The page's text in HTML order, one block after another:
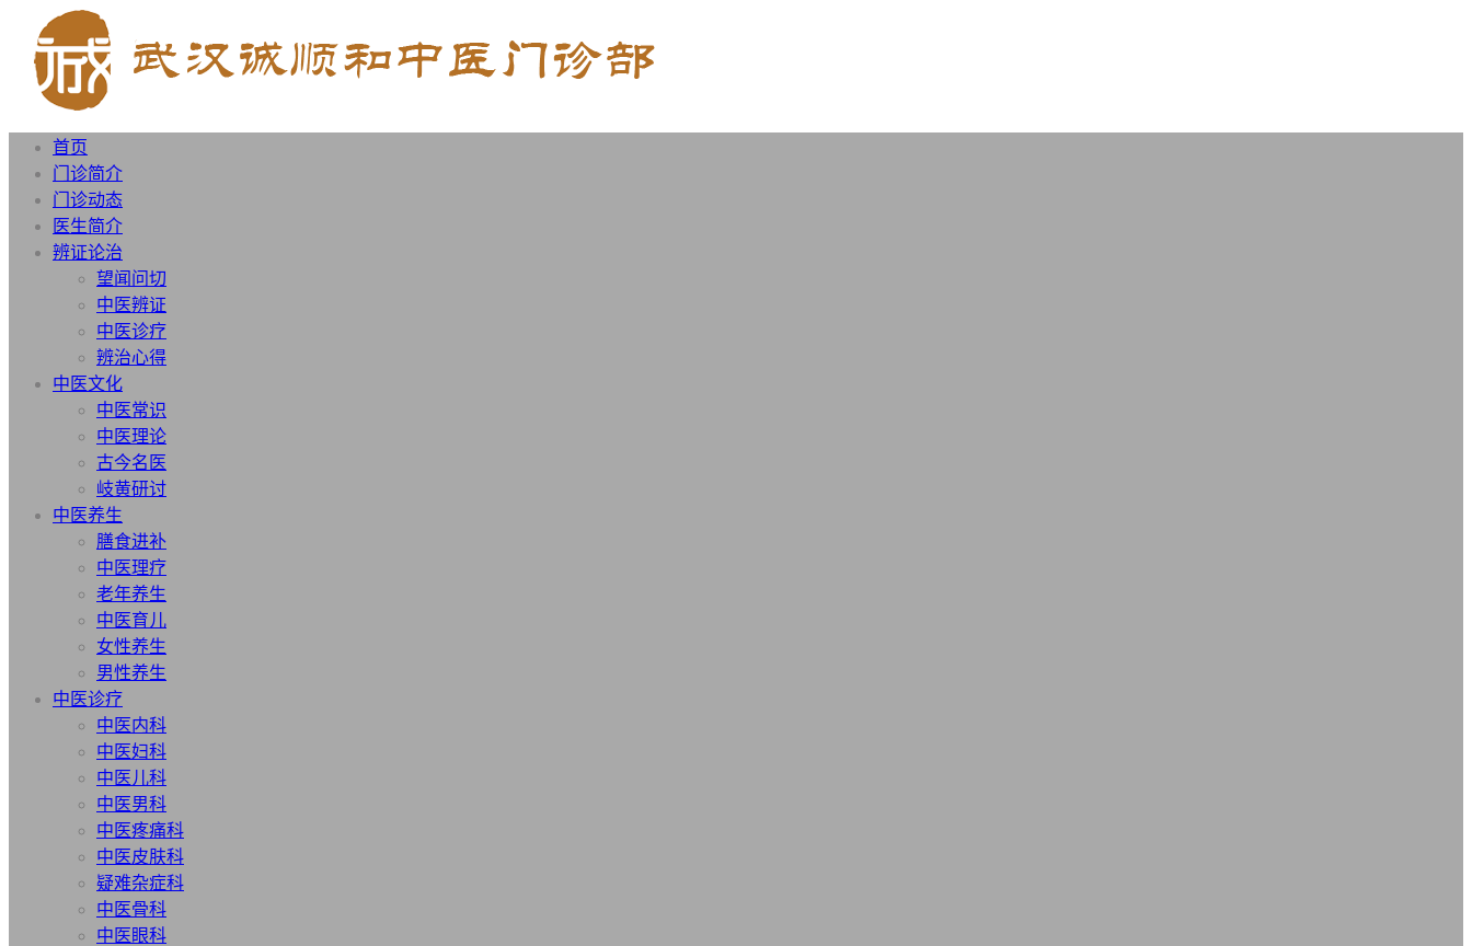
首页
门诊简介
门诊动态
医生简介
辨证论治
望闻问切
中医辨证
中医诊疗
辨治心得
中医文化
中医常识
中医理论
古今名医
岐黄研讨
中医养生
膳食进补
中医理疗
老年养生
中医育儿
女性养生
男性养生
中医诊疗
中医内科
中医妇科
中医儿科
中医男科
中医疼痛科
中医皮肤科
疑难杂症科
中医骨科
中医眼科